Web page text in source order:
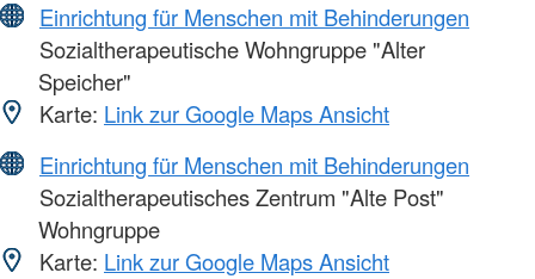
Einrichtung für Menschen mit Behinderungen
Sozialtherapeutische Wohngruppe "Alter
Speicher"
Karte: Link zur Google Maps Ansicht
Einrichtung für Menschen mit Behinderungen
Sozialtherapeutisches Zentrum "Alte Post"
Wohngruppe
Karte: Link zur Google Maps Ansicht